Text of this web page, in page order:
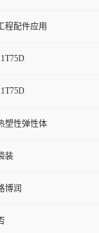
程配件应用
塑性弹性体
装
博润